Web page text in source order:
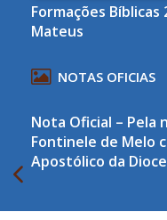
Formações Bíblicas
Mateus
NOTAS OFICIAS
Nota Oficial – Pela
Fontinele de Melo
Apostólico da